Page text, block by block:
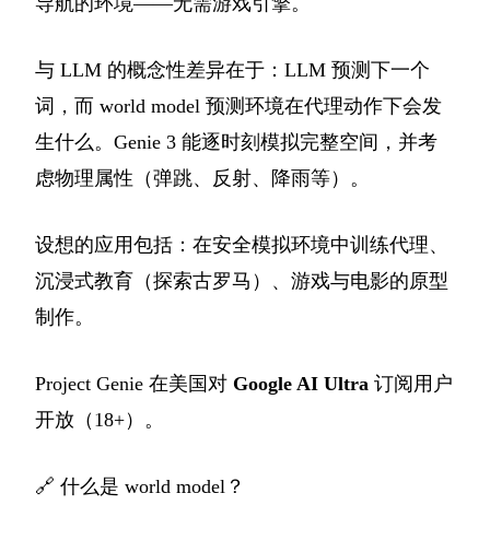
与 LLM 的概念性差异在于：LLM 预测下一个
词，而 world model 预测环境在代理动作下会发
生什么。Genie 3 能逐时刻模拟完整空间，并考
虑物理属性（弹跳、反射、降雨等）。
设想的应用包括：在安全模拟环境中训练代理、
沉浸式教育（探索古罗马）、游戏与电影的原型
制作。
Project Genie 在美国对 Google AI Ultra 订阅用户
开放（18+）。
🔗 什么是 world model？